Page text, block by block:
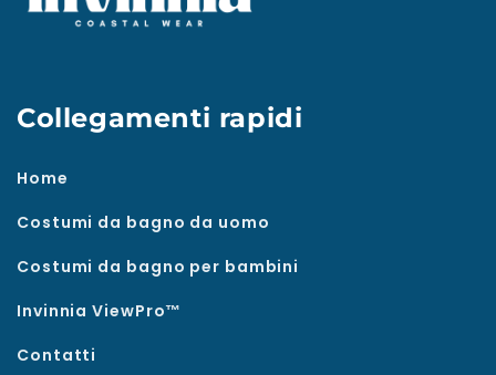
Collegamenti rapidi
Home
Costumi da bagno da uomo
Costumi da bagno per bambini
Invinnia ViewPro™
Contatti